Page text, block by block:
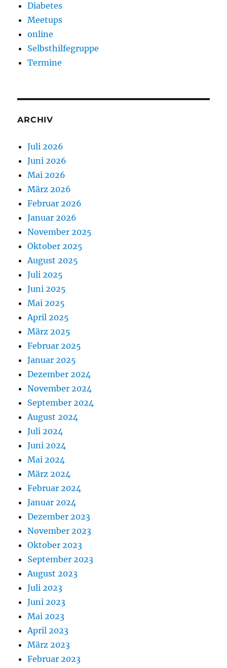
Diabetes
Meetups
online
Selbsthilfegruppe
Termine
ARCHIV
Juli 2026
Juni 2026
Mai 2026
März 2026
Februar 2026
Januar 2026
November 2025
Oktober 2025
August 2025
Juli 2025
Juni 2025
Mai 2025
April 2025
März 2025
Februar 2025
Januar 2025
Dezember 2024
November 2024
September 2024
August 2024
Juli 2024
Juni 2024
Mai 2024
März 2024
Februar 2024
Januar 2024
Dezember 2023
November 2023
Oktober 2023
September 2023
August 2023
Juli 2023
Juni 2023
Mai 2023
April 2023
März 2023
Februar 2023